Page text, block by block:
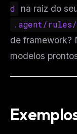
d
na raiz do
.agent/rules/
de framework?
modelos